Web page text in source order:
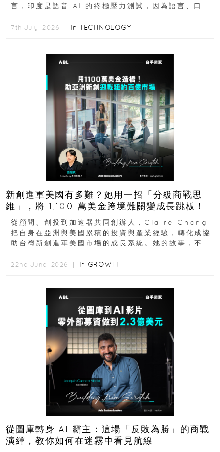
言，印度是語音 AI 的終極壓力測試，因為語言、口音
7th July, 2026 ｜ In TECHNOLOGY
新創進軍美國有多難？她用一招「分級商戰思
維」，將 1,100 萬美金跨境難關變成長跳板！
從顧問、創投到加速器共同創辦人，Claire Chang
把自身在亞洲與美國累積的投資與產業經驗，轉化成協
助台灣新創進軍美國市場的成長系統。她的故事，不只
22nd June, 2026 ｜ In GROWTH
從圖庫轉身 AI 霸主：這場「反敗為勝」的商戰
演繹，教你如何在迷霧中看見航線